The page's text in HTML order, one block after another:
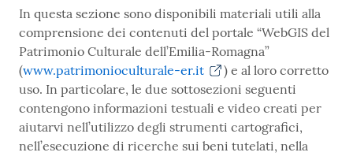
In questa sezione sono disponibili materiali utili alla
comprensione dei contenuti del portale “WebGIS del
Patrimonio Culturale dell’Emilia-Romagna”
(www.patrimonioculturale-er.it
) e al loro corretto
uso. In particolare, le due sottosezioni seguenti
contengono informazioni testuali e video creati per
aiutarvi nell’utilizzo degli strumenti cartografici,
nell’esecuzione di ricerche sui beni tutelati, nella